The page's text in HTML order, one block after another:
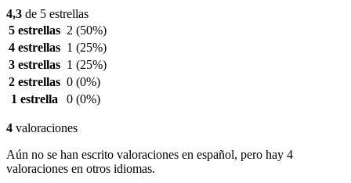
4,3 de 5 estrellas
5 estrellas 2 (50%)
4 estrellas 1 (25%)
3 estrellas 1 (25%)
2 estrellas 0 (0%)
1 estrella
0 (0%)
4 valoraciones
Aún no se han escrito valoraciones en español, pero hay 4
valoraciones en otros idiomas.